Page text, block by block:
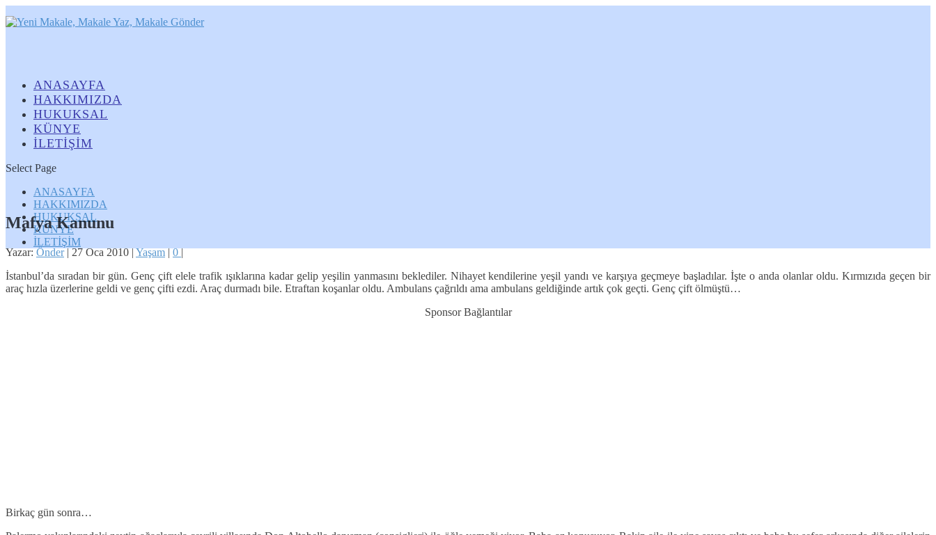
ANASAYFA
HAKKIMIZDA
HUKUKSAL
KÜNYE
İLETİŞİM
Select Page
ANASAYFA
HAKKIMIZDA
HUKUKSAL
KÜNYE
İLETİŞİM
Mafya Kanunu
Yazar:Önder|27 Oca 2010|Yaşam|0|
İstanbul’da sıradan bir gün. Genç çift elele trafik ışıklarına kadar gelip yeşilin yanmasını beklediler. Nihayet kendilerine yeşil yandı ve karşıya geçmeye başladılar. İşte o anda olanlar oldu. Kırmızıda geçen bir
araç hızla üzerlerine geldi ve genç çifti ezdi. Araç durmadı bile. Etraftan koşanlar oldu. Ambulans çağrıldı ama ambulans geldiğinde artık çok geçti. Genç çift ölmüştü…
Sponsor Bağlantılar
Birkaç gün sonra…